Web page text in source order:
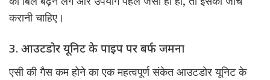
करानी चाहिए।
3. आउटडोर यूनिट के पाइप पर बर्फ जमना
एसी की गैस कम होने का एक महत्वपूर्ण संकेत आउटडोर यूनिट के